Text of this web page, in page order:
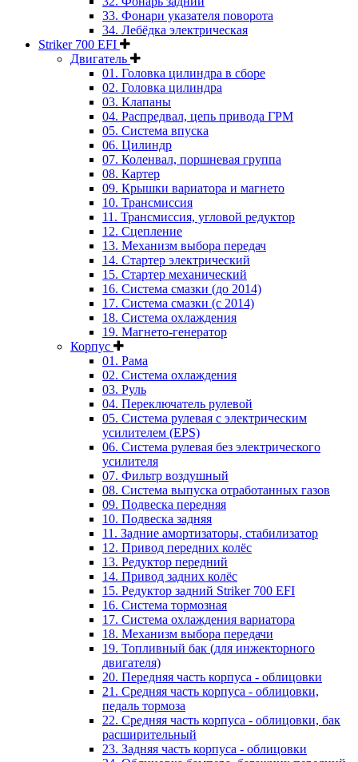
33. Фонари указателя поворота
34. Лебёдка электрическая
Striker 700 EFI
Двигатель
01. Головка цилиндра в сборе
02. Головка цилиндра
03. Клапаны
04. Распредвал, цепь привода ГРМ
05. Система впуска
06. Цилиндр
07. Коленвал, поршневая группа
08. Картер
09. Крышки вариатора и магнето
10. Трансмиссия
11. Трансмиссия, угловой редуктор
12. Сцепление
13. Механизм выбора передач
14. Стартер электрический
15. Стартер механический
16. Система смазки (до 2014)
17. Система смазки (с 2014)
18. Система охлаждения
19. Магнето-генератор
Корпус
01. Рама
02. Система охлаждения
03. Руль
04. Переключатель рулевой
05. Система рулевая с электрическим
усилителем (EPS)
06. Система рулевая без электрического
усилителя
07. Фильтр воздушный
08. Система выпуска отработанных газов
09. Подвеска передняя
10. Подвеска задняя
11. Задние амортизаторы, стабилизатор
12. Привод передних колёс
13. Редуктор передний
14. Привод задних колёс
15. Редуктор задний Striker 700 EFI
16. Система тормозная
17. Система охлаждения вариатора
18. Механизм выбора передачи
19. Топливный бак (для инжекторного
двигателя)
20. Передняя часть корпуса - облицовки
21. Средняя часть корпуса - облицовки,
педаль тормоза
22. Средняя часть корпуса - облицовки, бак
расширительный
23. Задняя часть корпуса - облицовки